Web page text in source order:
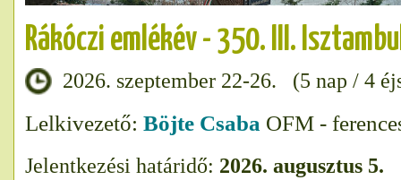
Rákóczi emlékév - 350. III.
2026. szeptember 22-26. (5 nap / 4
Lelkivezető: Böjte Csaba OFM -
Jelentkezési határidő: 2026. augusztus 5.